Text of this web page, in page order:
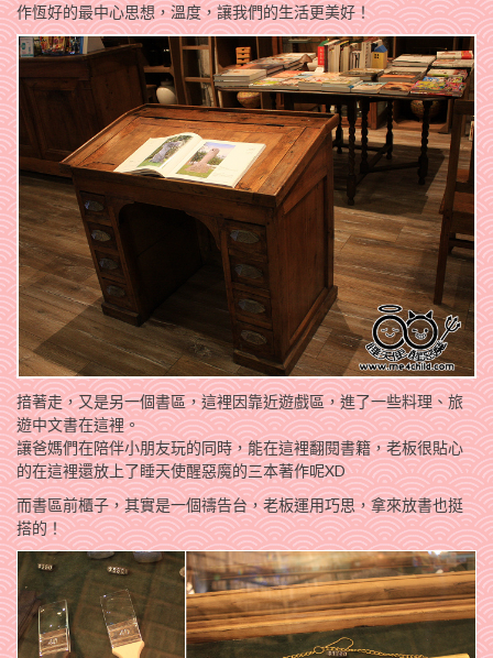
作恆好的最中心思想，溫度，讓我們的生活更美好！
揞著走，又是另一個書區，這裡因靠近遊戲區，進了一些料理、旅
遊中文書在這裡。
讓爸媽們在陪伴小朋友玩的同時，能在這裡翻閱書籍，老板很貼心
的在這裡還放上了睡天使醒惡魔的三本著作呢XD
而書區前櫃子，其實是一個禱告台，老板運用巧思，拿來放書也挺
搭的！